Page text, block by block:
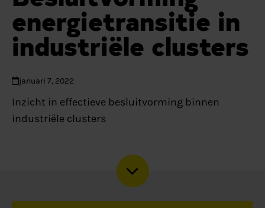
energietransitie in
industriële clusters
januari 7, 2022
Inzicht in effectieve besluitvorming binnen
industriële clusters